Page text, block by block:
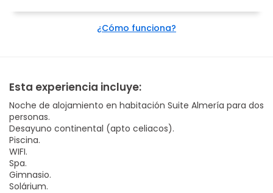
¿Cómo funciona?
Esta experiencia incluye:
Noche de alojamiento en habitación Suite Almería para dos
personas.
Desayuno continental (apto celiacos).
Piscina.
WIFI.
Spa.
Gimnasio.
Solárium.